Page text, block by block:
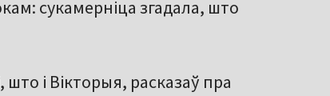
сукамерніца згадала, што
і Вікторыя, расказаў пра